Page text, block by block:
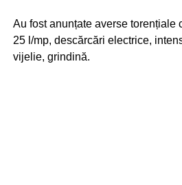
Au fost anunțate averse
25 l/mp, descărcări electrice,
vijelie, grindină.